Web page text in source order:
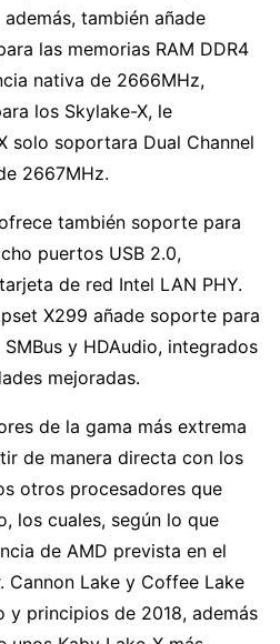
también añade
las memorias RAM DDR4
nativa de 2666MHz,
los Skylake-X, le
solo soportara Dual Channel
2667MHz.
también soporte para
puertos USB 2.0,
de red Intel LAN PHY.
X299 añade soporte para
SMBus y HDAudio, integrados
mejoradas.
de la gama más extrema
de manera directa con los
otros procesadores que
los cuales, según lo que
de AMD prevista en el
Cannon Lake y Coffee Lake
y principios de 2018, además